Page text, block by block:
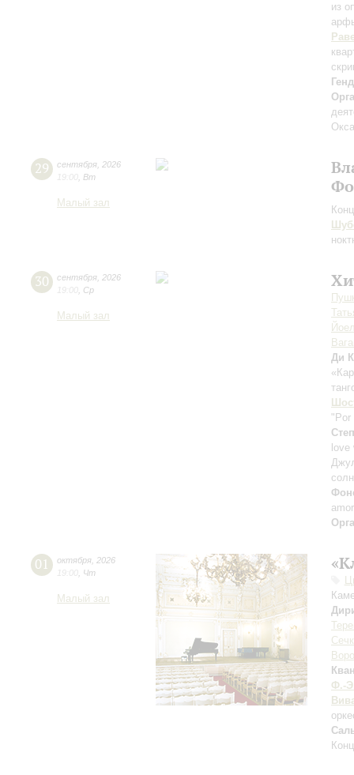
из
29 сентября 2026
19:00 Вт
Малый зал
30 сентября 2026
19:00 Ср
Малый зал
Ди
01 октября 2026
19:00 Чт
Малый зал
Ф.-